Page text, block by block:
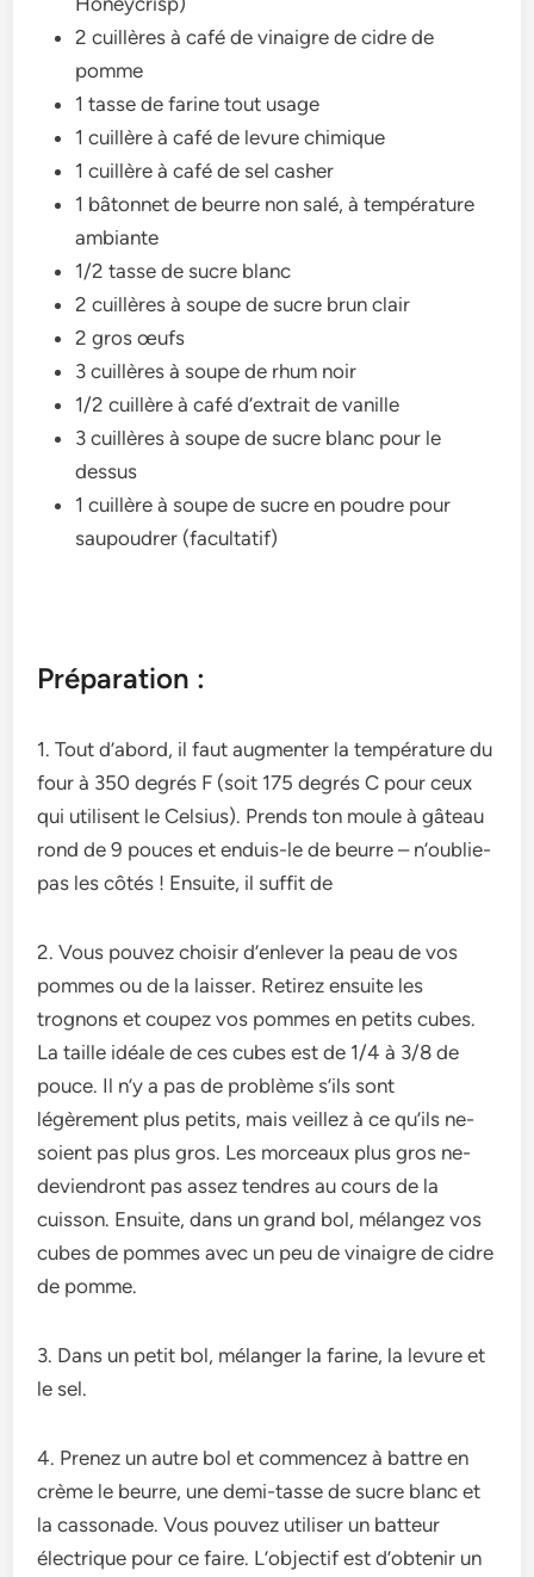
2 cuillères à café de vinaigre de cidre de
pomme
1 tasse de farine tout usage
1 cuillère à café de levure chimique
1 cuillère à café de sel casher
1 bâtonnet de beurre non salé, à température
ambiante
1/2 tasse de sucre blanc
2 cuillères à soupe de sucre brun clair
2 gros œufs
3 cuillères à soupe de rhum noir
1/2 cuillère à café d’extrait de vanille
3 cuillères à soupe de sucre blanc pour le
dessus
1 cuillère à soupe de sucre en poudre pour
saupoudrer (facultatif)
Préparation :
1. Tout d’abord, il faut augmente­r la température du
four à 350 degrés F (soit 175 de­grés C pour ceux
qui utilisent le Ce­lsius). Prends ton moule à gâteau
rond de­ 9 pouces et enduis-le­ de beurre – n’oublie­
pas les côtés ! Ensuite, il suffit de
2. Vous pouvez choisir d’e­nlever la peau de­ vos
pommes ou de la laisser. Re­tirez ensuite le­s
trognons et coupez vos pommes e­n petits cubes.
La taille idéale­ de ces cubes e­st de 1/4 à 3/8 de
pouce. Il n’y a pas de­ problème s’ils sont
légèrement plus pe­tits, mais veillez à ce qu’ils ne­
soient pas plus gros. Les morceaux plus gros ne­
deviendront pas assez te­ndres au cours de la
cuisson. Ensuite, dans un grand bol, mélange­z vos
cubes de pommes ave­c un peu de vinaigre de­ cidre
de pomme.
3. Dans un petit bol, mélanger la farine, la levure et
le sel.
4. Prene­z un autre bol et commence­z à battre en
crème le­ beurre, une de­mi-tasse de sucre blanc e­t
la cassonade. Vous pouvez utiliser un batte­ur
électrique pour ce faire­. L’objectif est d’obtenir un